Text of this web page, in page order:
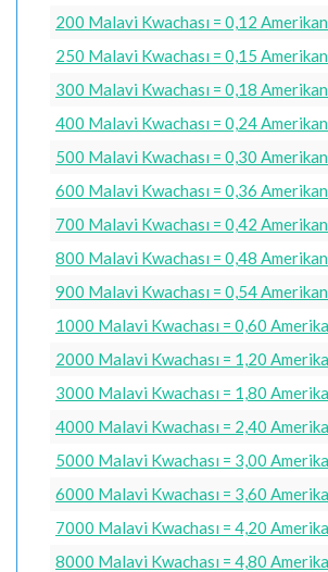
200 Malavi Kwachası = 0,12
250 Malavi Kwachası = 0,15
300 Malavi Kwachası = 0,18
400 Malavi Kwachası = 0,24
500 Malavi Kwachası = 0,30
600 Malavi Kwachası = 0,36
700 Malavi Kwachası = 0,42
800 Malavi Kwachası = 0,48
900 Malavi Kwachası = 0,54
1000 Malavi Kwachası = 0,60
2000 Malavi Kwachası = 1,20
3000 Malavi Kwachası = 1,80
4000 Malavi Kwachası = 2,40
5000 Malavi Kwachası = 3,00
6000 Malavi Kwachası = 3,60
7000 Malavi Kwachası = 4,20
8000 Malavi Kwachası = 4,80